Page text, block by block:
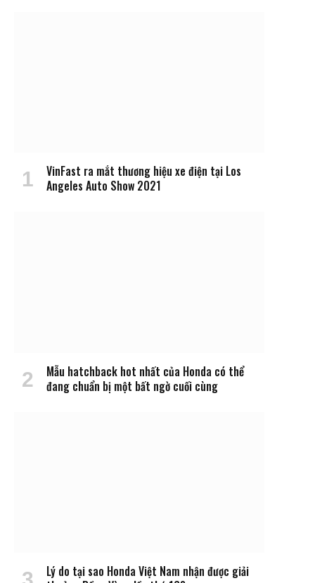
VinFast ra mắt thương hiệu xe điện tại Los
Angeles Auto Show 2021
Mẫu hatchback hot nhất của Honda có thể
đang chuẩn bị một bất ngờ cuối cùng
Lý do tại sao Honda Việt Nam nhận được giải